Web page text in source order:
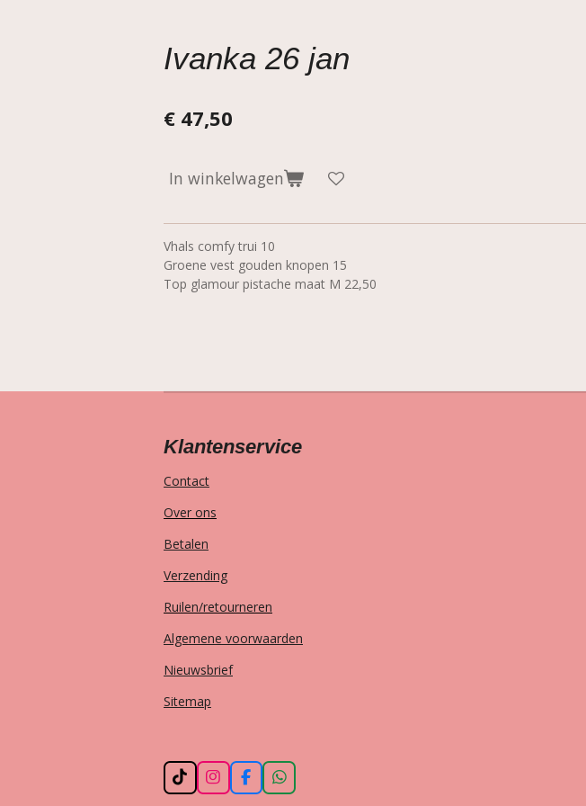
Ivanka 26 jan
€ 47,50
In winkelwagen
Vhals comfy trui 10
Groene vest gouden knopen 15
Top glamour pistache maat M 22,50
Klantenservice
Contact
Over ons
Betalen
Verzending
Ruilen/retourneren
Algemene voorwaarden
Nieuwsbrief
Sitemap
T
i
I
n
F
a
W
h